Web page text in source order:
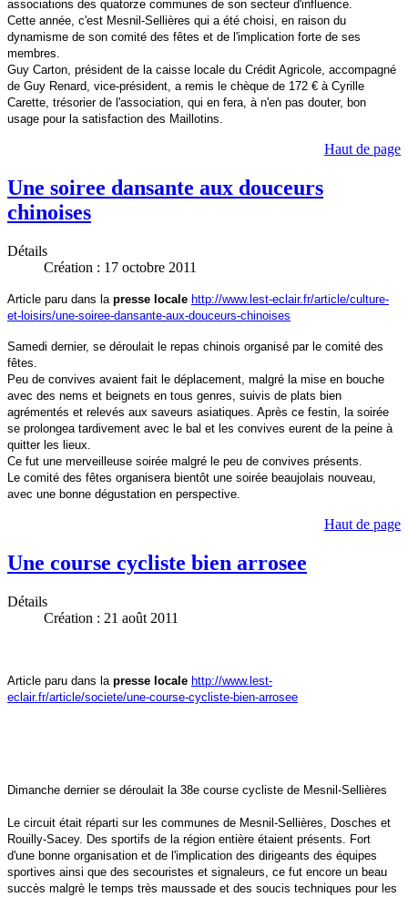
associations des quatorze communes de son secteur d'influence.
Cette année, c'est Mesnil-Sellières qui a été choisi, en raison du
dynamisme de son comité des fêtes et de l'implication forte de ses
membres.
Guy Carton, président de la caisse locale du Crédit Agricole, accompagné
de Guy Renard, vice-président, a remis le chèque de 172 € à Cyrille
Carette, trésorier de l'association, qui en fera, à n'en pas douter, bon
usage pour la satisfaction des Maillotins.
Haut de page
Une soiree dansante aux douceurs
chinoises
Détails
Création : 17 octobre 2011
Article paru dans la presse locale http://www.lest-eclair.fr/article/culture-
et-loisirs/une-soiree-dansante-aux-douceurs-chinoises
Samedi dernier, se déroulait le repas chinois organisé par le comité des
fêtes.
Peu de convives avaient fait le déplacement, malgré la mise en bouche
avec des nems et beignets en tous genres, suivis de plats bien
agrémentés et relevés aux saveurs asiatiques. Après ce festin, la soirée
se prolongea tardivement avec le bal et les convives eurent de la peine à
quitter les lieux.
Ce fut une merveilleuse soirée malgré le peu de convives présents.
Le comité des fêtes organisera bientôt une soirée beaujolais nouveau,
avec une bonne dégustation en perspective.
Haut de page
Une course cycliste bien arrosee
Détails
Création : 21 août 2011
Article paru dans la presse locale http://www.lest-
eclair.fr/article/societe/une-course-cycliste-bien-arrosee
Dimanche dernier se déroulait la 38e course cycliste de Mesnil-Sellières
Le circuit était réparti sur les communes de Mesnil-Sellières, Dosches et
Rouilly-Sacey. Des sportifs de la région entière étaient présents. Fort
d'une bonne organisation et de l'implication des dirigeants des équipes
sportives ainsi que des secouristes et signaleurs, ce fut encore un beau
succès malgrè le temps très maussade et des soucis techniques pour les